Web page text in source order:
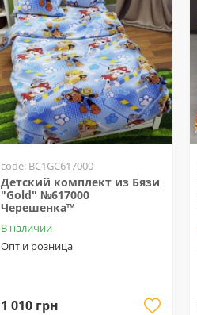
code: BC1GC617000
Детский комплект из Бязи
"Gold" №617000
Черешенка™
В наличии
Опт и розница
1 010 грн